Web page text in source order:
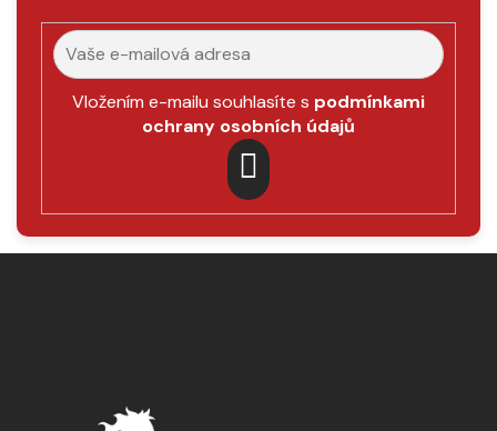
Vložením e-mailu souhlasíte s podmínkami
ochrany osobních údajů
PŘIHLÁSIT
SE